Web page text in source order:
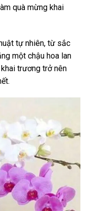
quà mừng khai
tự nhiên, từ sắc
một chậu hoa lan
trương trở nên